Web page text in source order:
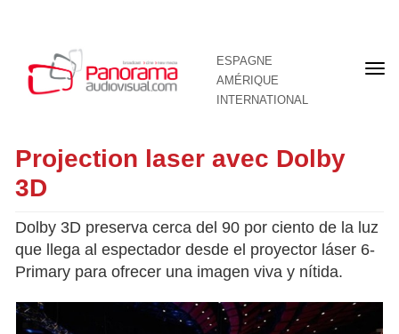
ESPAGNE
AMÉRIQUE
INTERNATIONAL
Projection laser avec Dolby
3D
Dolby 3D preserva cerca del 90 por ciento de la luz
que llega al espectador desde el proyector láser 6-
Primary para ofrecer una imagen viva y nítida.